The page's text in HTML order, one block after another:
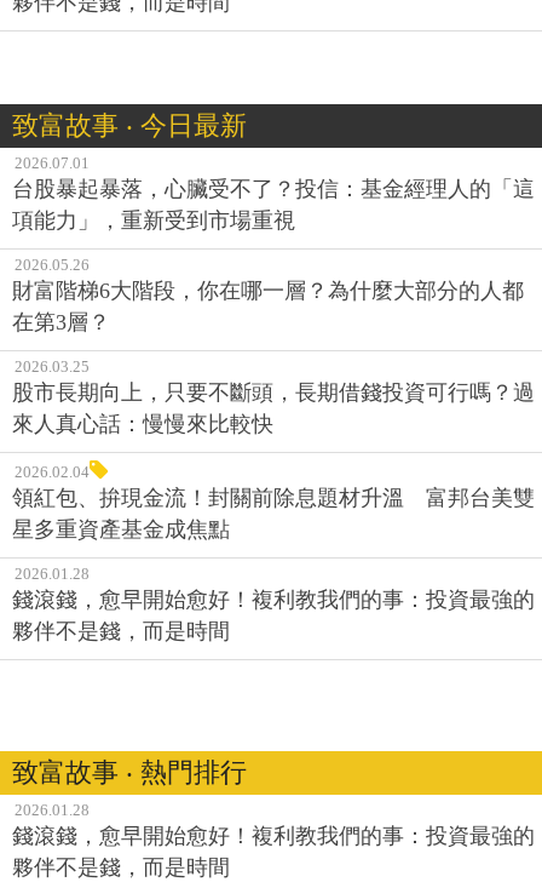
致富故事 ‧ 今日最新
2026.07.01
台股暴起暴落，心臟受不了？投信：基金經理人的「這
項能力」，重新受到市場重視
2026.05.26
財富階梯6大階段，你在哪一層？為什麼大部分的人都
在第3層？
2026.03.25
股市長期向上，只要不斷頭，長期借錢投資可行嗎？過
來人真心話：慢慢來比較快
2026.02.04
領紅包、拚現金流！封關前除息題材升溫 富邦台美雙
星多重資產基金成焦點
2026.01.28
錢滾錢，愈早開始愈好！複利教我們的事：投資最強的
夥伴不是錢，而是時間
致富故事 ‧ 熱門排行
2026.01.28
錢滾錢，愈早開始愈好！複利教我們的事：投資最強的
夥伴不是錢，而是時間